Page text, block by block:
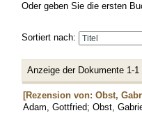
Oder geben Sie die ersten
Sortiert nach:
Anzeige der Dokumente 1-1
[Rezension von: Obst,
Adam, Gottfried; Obst,